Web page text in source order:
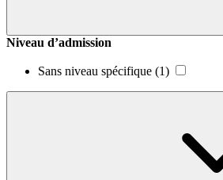
Niveau d’admission
Sans niveau spécifique (1)